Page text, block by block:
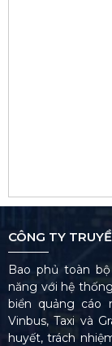
CÔNG TY
Bao phủ toàn
năng với hệ
biển quảng cáo
Vinbus, Taxi và
huyết, trách